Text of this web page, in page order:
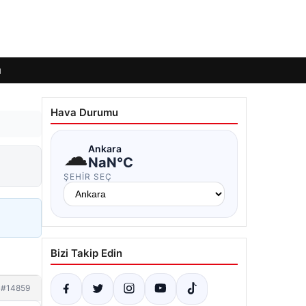
#14859
Hava Durumu
☁Ankara
NaN°C
ŞEHIR SEÇ
Bizi Takip Edin